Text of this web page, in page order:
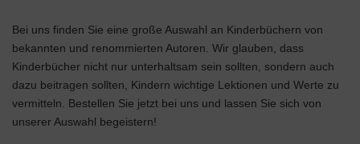
Bei uns finden Sie eine große Auswahl an Kinderbüchern von
bekannten und renommierten Autoren. Wir glauben, dass
Kinderbücher nicht nur unterhaltsam sein sollten, sondern auch
dazu beitragen sollten, Kindern wichtige Lektionen und Werte zu
vermitteln. Bestellen Sie jetzt bei uns und lassen Sie sich von
unserer Auswahl begeistern!